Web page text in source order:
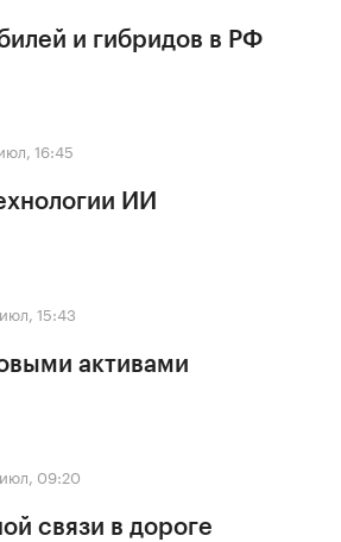
и гибридов в РФ
16:45
ИИ
15:43
активами
09:20
связи в дороге